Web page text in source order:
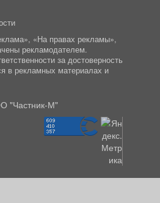
«На правах рекламы»,
рекламодателем.
за достоверность
в рекламных материалах и
"Частник-М"